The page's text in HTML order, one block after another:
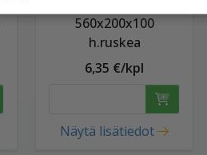
560x200x100
h.ruskea
6,35 €/kpl
Näytä lisätiedot